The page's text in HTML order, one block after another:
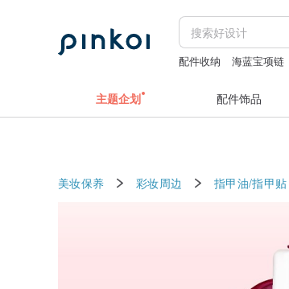
配件收纳 海蓝宝项链
主题企划 配件饰品
美妆保养 彩妆周边 指甲油/指甲贴